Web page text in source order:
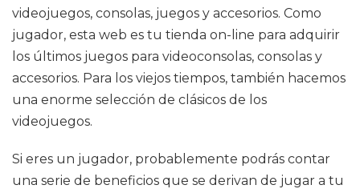
videojuegos, consolas, juegos y accesorios. Como
jugador, esta web es tu tienda on-line para adquirir
los últimos juegos para videoconsolas, consolas y
accesorios. Para los viejos tiempos, también hacemos
una enorme selección de clásicos de los
videojuegos.
Si eres un jugador, probablemente podrás contar
una serie de beneficios que se derivan de jugar a tu